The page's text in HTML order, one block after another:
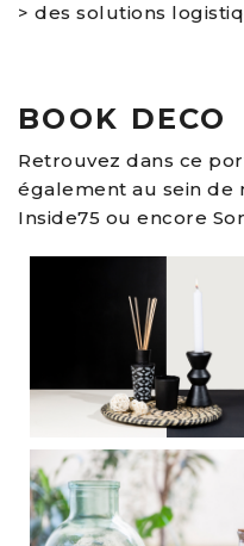
> des solutions
BOOK DECO
Retrouvez dans ce
également au sein de
Inside75 ou encore